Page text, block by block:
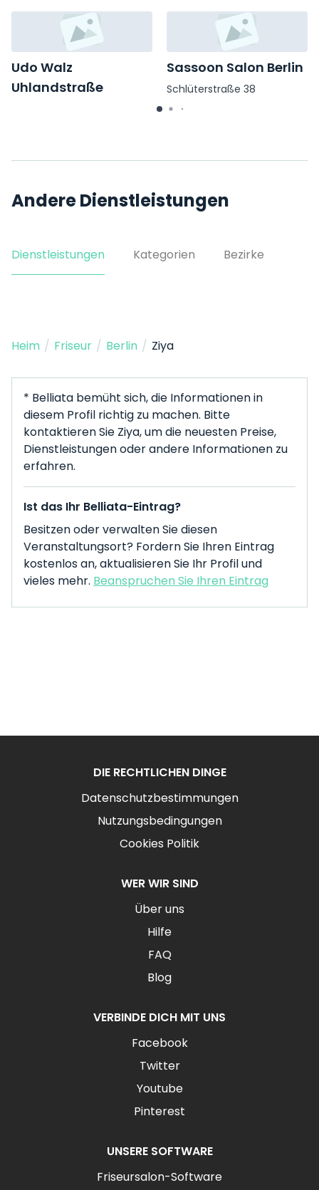
Udo Walz
Uhlandstraße
Sassoon Salon Berlin
Schlüterstraße 38
Andere Dienstleistungen
Dienstleistungen Kategorien Bezirke
Heim / Friseur / Berlin / Ziya
* Belliata bemüht sich, die Informationen in
diesem Profil richtig zu machen. Bitte
kontaktieren Sie Ziya, um die neuesten Preise,
Dienstleistungen oder andere Informationen zu
erfahren.
Ist das Ihr Belliata-Eintrag?
Besitzen oder verwalten Sie diesen
Veranstaltungsort? Fordern Sie Ihren Eintrag
kostenlos an, aktualisieren Sie Ihr Profil und
vieles mehr. Beanspruchen Sie Ihren Eintrag
DIE RECHTLICHEN DINGE
Datenschutzbestimmungen
Nutzungsbedingungen
Cookies Politik
WER WIR SIND
Über uns
Hilfe
FAQ
Blog
VERBINDE DICH MIT UNS
Facebook
Twitter
Youtube
Pinterest
UNSERE SOFTWARE
Friseursalon-Software